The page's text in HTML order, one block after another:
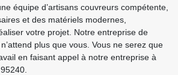
équipe d’artisans couvreurs compétente,
et des matériels modernes,
votre projet. Notre entreprise de
plus que vous. Vous ne serez que
en faisant appel à notre entreprise à